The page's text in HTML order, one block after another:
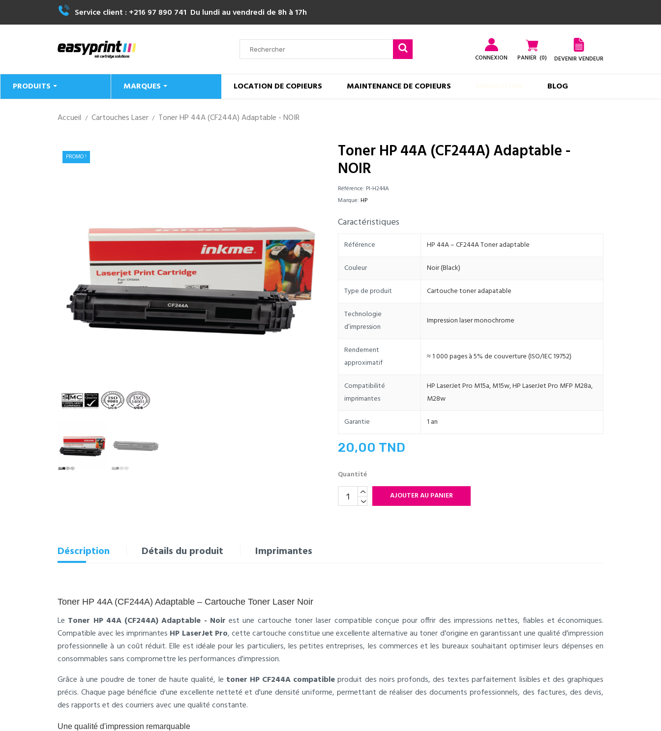
Service client : +216 97 890 741 Du lundi au vendredi de 8h à 17h
CONNEXION PANIER (0) DEVENIR VENDEUR
PRODUITS MARQUES LOCATION DE COPIEURS MAINTENANCE DE COPIEURS BLOG
Accueil Cartouches Laser Toner HP 44A (CF244A) Adaptable - NOIR
PROMO ! Toner HP 44A (CF244A) Adaptable -
NOIR
Référence: PI-H244A
Marque: HP
Caractéristiques
Référence HP 44A – CF244A Toner adaptable
Couleur Noir (Black)
Type de produit Cartouche toner adapatable
Technologie
d’impression
Impression laser monochrome
Rendement
approximatif
≈ 1 000 pages à 5% de couverture (ISO/IEC 19752)
Compatibilité
imprimantes
HP LaserJet Pro M15a, M15w, HP LaserJet Pro MFP M28a,
M28w
Garantie 1 an
20,00 TND
Quantité
AJOUTER AU PANIER
Déscription Détails du produit Imprimantes
Toner HP 44A (CF244A) Adaptable – Cartouche Toner Laser Noir
Le Toner HP 44A (CF244A) Adaptable - Noir est une cartouche toner laser compatible conçue pour offrir des impressions nettes, fiables et économiques.
Compatible avec les imprimantes HP LaserJet Pro, cette cartouche constitue une excellente alternative au toner d'origine en garantissant une qualité d'impression
professionnelle à un coût réduit. Elle est idéale pour les particuliers, les petites entreprises, les commerces et les bureaux souhaitant optimiser leurs dépenses en
consommables sans compromettre les performances d'impression.
Grâce à une poudre de toner de haute qualité, le toner HP CF244A compatibleproduit des noirs profonds, des textes parfaitement lisibles et des graphiques
précis. Chaque page bénéficie d'une excellente netteté et d'une densité uniforme, permettant de réaliser des documents professionnels, des factures, des devis,
des rapports et des courriers avec une qualité constante.
Une qualité d'impression remarquable